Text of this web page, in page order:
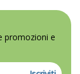
promozioni e